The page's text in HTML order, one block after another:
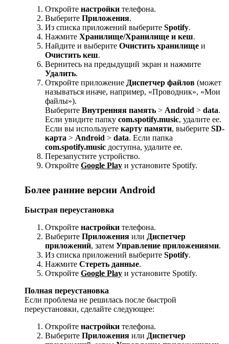
Откройте настройки телефона.
Выберите Приложения.
Из списка приложений выберите Spotify.
Нажмите Хранилище/Хранилище и кеш.
Найдите и выберите Очистить хранилище и
Очистить кеш.
Вернитесь на предыдущий экран и нажмите
Удалить.
Откройте приложение Диспетчер файлов (может
называться иначе, например, «Проводник», «Мои
файлы»).
Выберите Внутренняя память > Android > data.
Если увидите папку com.spotify.music, удалите ее.
Если вы используете карту памяти, выберите SD-
карта > Android > data. Если папка
com.spotify.music доступна, удалите ее.
Перезапустите устройство.
Откройте Google Play и установите Spotify.
Более ранние версии Android
Быстрая переустановка
Откройте настройки телефона.
Выберите Приложения или Диспетчер
приложений, затем Управление приложениями.
Из списка приложений выберите Spotify.
Нажмите Стереть данные.
Откройте Google Play и установите Spotify.
Полная переустановка
Если проблема не решилась после быстрой
переустановки, сделайте следующее:
Откройте настройки телефона.
Выберите Приложения или Диспетчер